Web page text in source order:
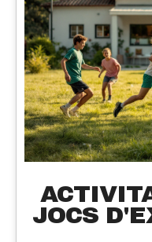
JOCS